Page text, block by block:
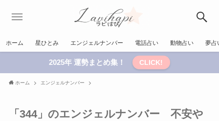
ホーム 星ひとみ エンジェルナンバー 電話占い 動物占い 夢占
2025年 運勢まとめ集！ CLICK!
ホーム エンジェルナンバー
「344」のエンジェルナンバー 不安や